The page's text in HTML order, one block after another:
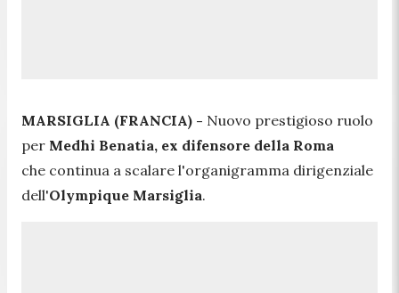
MARSIGLIA (FRANCIA) - Nuovo prestigioso ruolo
per Medhi Benatia, ex difensore della Roma
che continua a scalare l'organigramma dirigenziale
dell'Olympique Marsiglia.